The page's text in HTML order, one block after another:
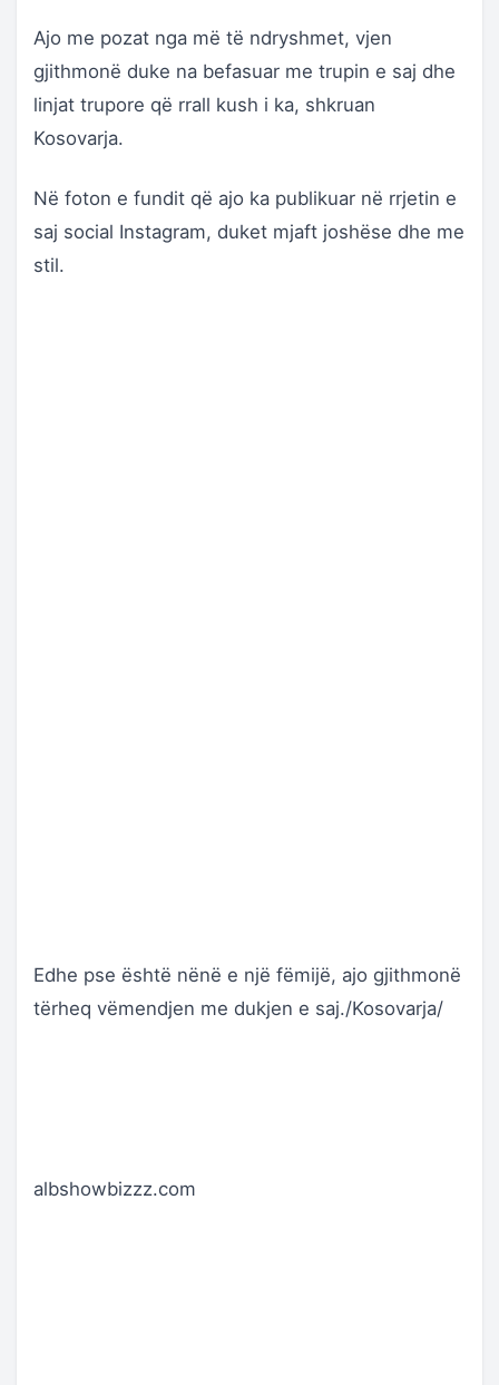
Ajo me pozat nga më të ndryshmet, vjen
gjithmonë duke na befasuar me trupin e saj dhe
linjat trupore që rrall kush i ka, shkruan
Kosovarja.
Në foton e fundit që ajo ka publikuar në rrjetin e
saj social Instagram, duket mjaft joshëse dhe me
stil.
Edhe pse është nënë e një fëmijë, ajo gjithmonë
tërheq vëmendjen me dukjen e saj./Kosovarja/
albshowbizzz.com